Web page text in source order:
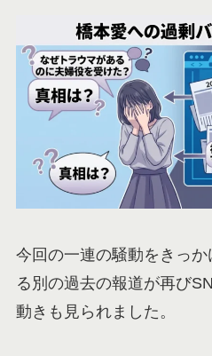
今回の一連の騒動をきっ
る別の過去の報道が再び
動きも見られました。